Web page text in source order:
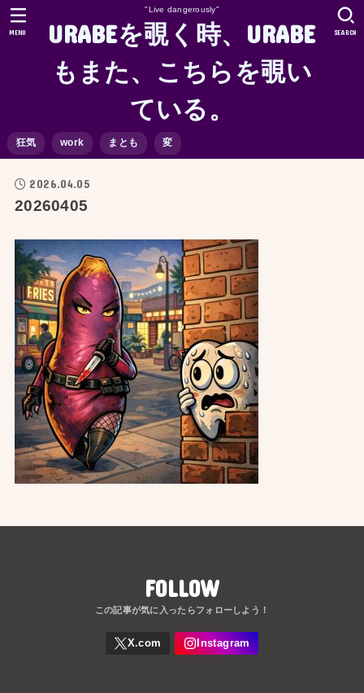
"Live dangerously"
URABEを覗く時、URABE
もまた、こちらを覗い
ている。
狂気 work まとも 変
SEARCH
MENU
2026.04.05
20260405
FOLLOW